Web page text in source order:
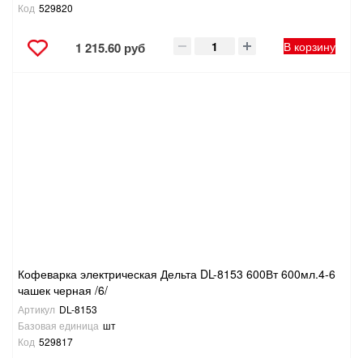
Код 529820
1 215.60 руб В корзину
Кофеварка электрическая Дельта DL-8153 600Вт 600мл.4-6
чашек черная /6/
Артикул DL-8153
Базовая единица шт
Код 529817